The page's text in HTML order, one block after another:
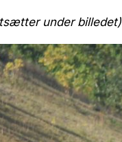
under billedet)